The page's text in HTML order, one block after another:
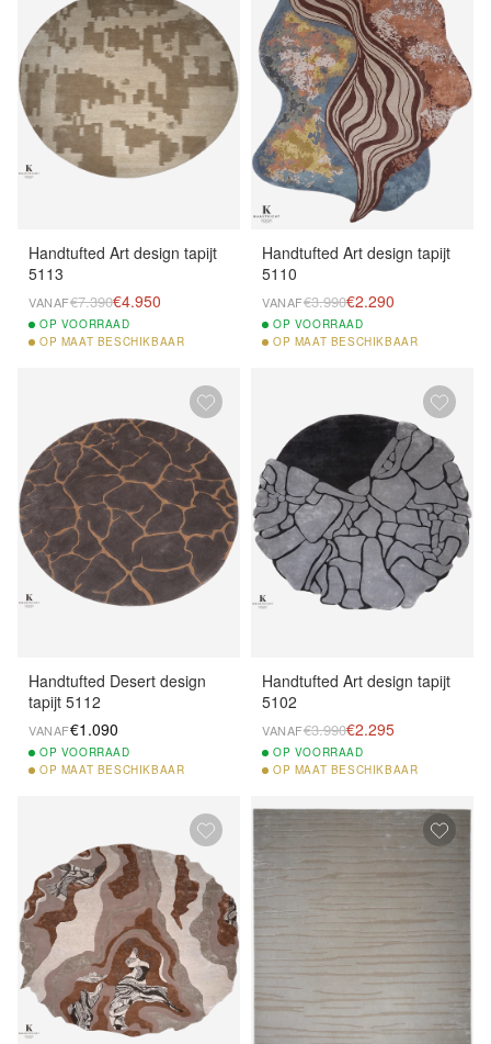
Handtufted Art design tapijt
5113
VANAF€7.390€4.950
OP VOORRAAD
OP MAAT BESCHIKBAAR
Handtufted Art design tapijt
5110
VANAF€3.990€2.290
OP VOORRAAD
OP MAAT BESCHIKBAAR
Handtufted Desert design
tapijt 5112
VANAF€1.090
OP VOORRAAD
OP MAAT BESCHIKBAAR
Handtufted Art design tapijt
5102
VANAF€3.990€2.295
OP VOORRAAD
OP MAAT BESCHIKBAAR